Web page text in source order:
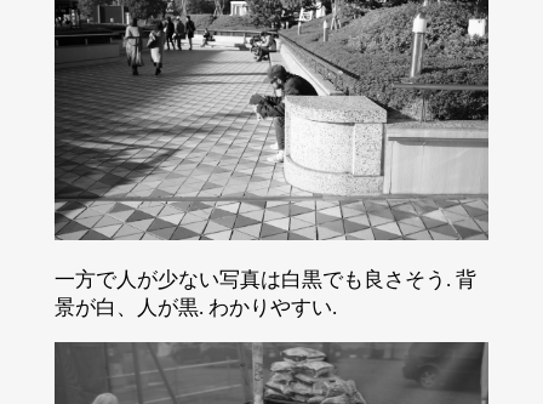
一方で人が少ない写真は白黒でも良さそう. 背
景が白、人が黒. わかりやすい.